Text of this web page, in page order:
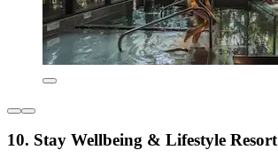
10. Stay Wellbeing & Lifestyle Resort